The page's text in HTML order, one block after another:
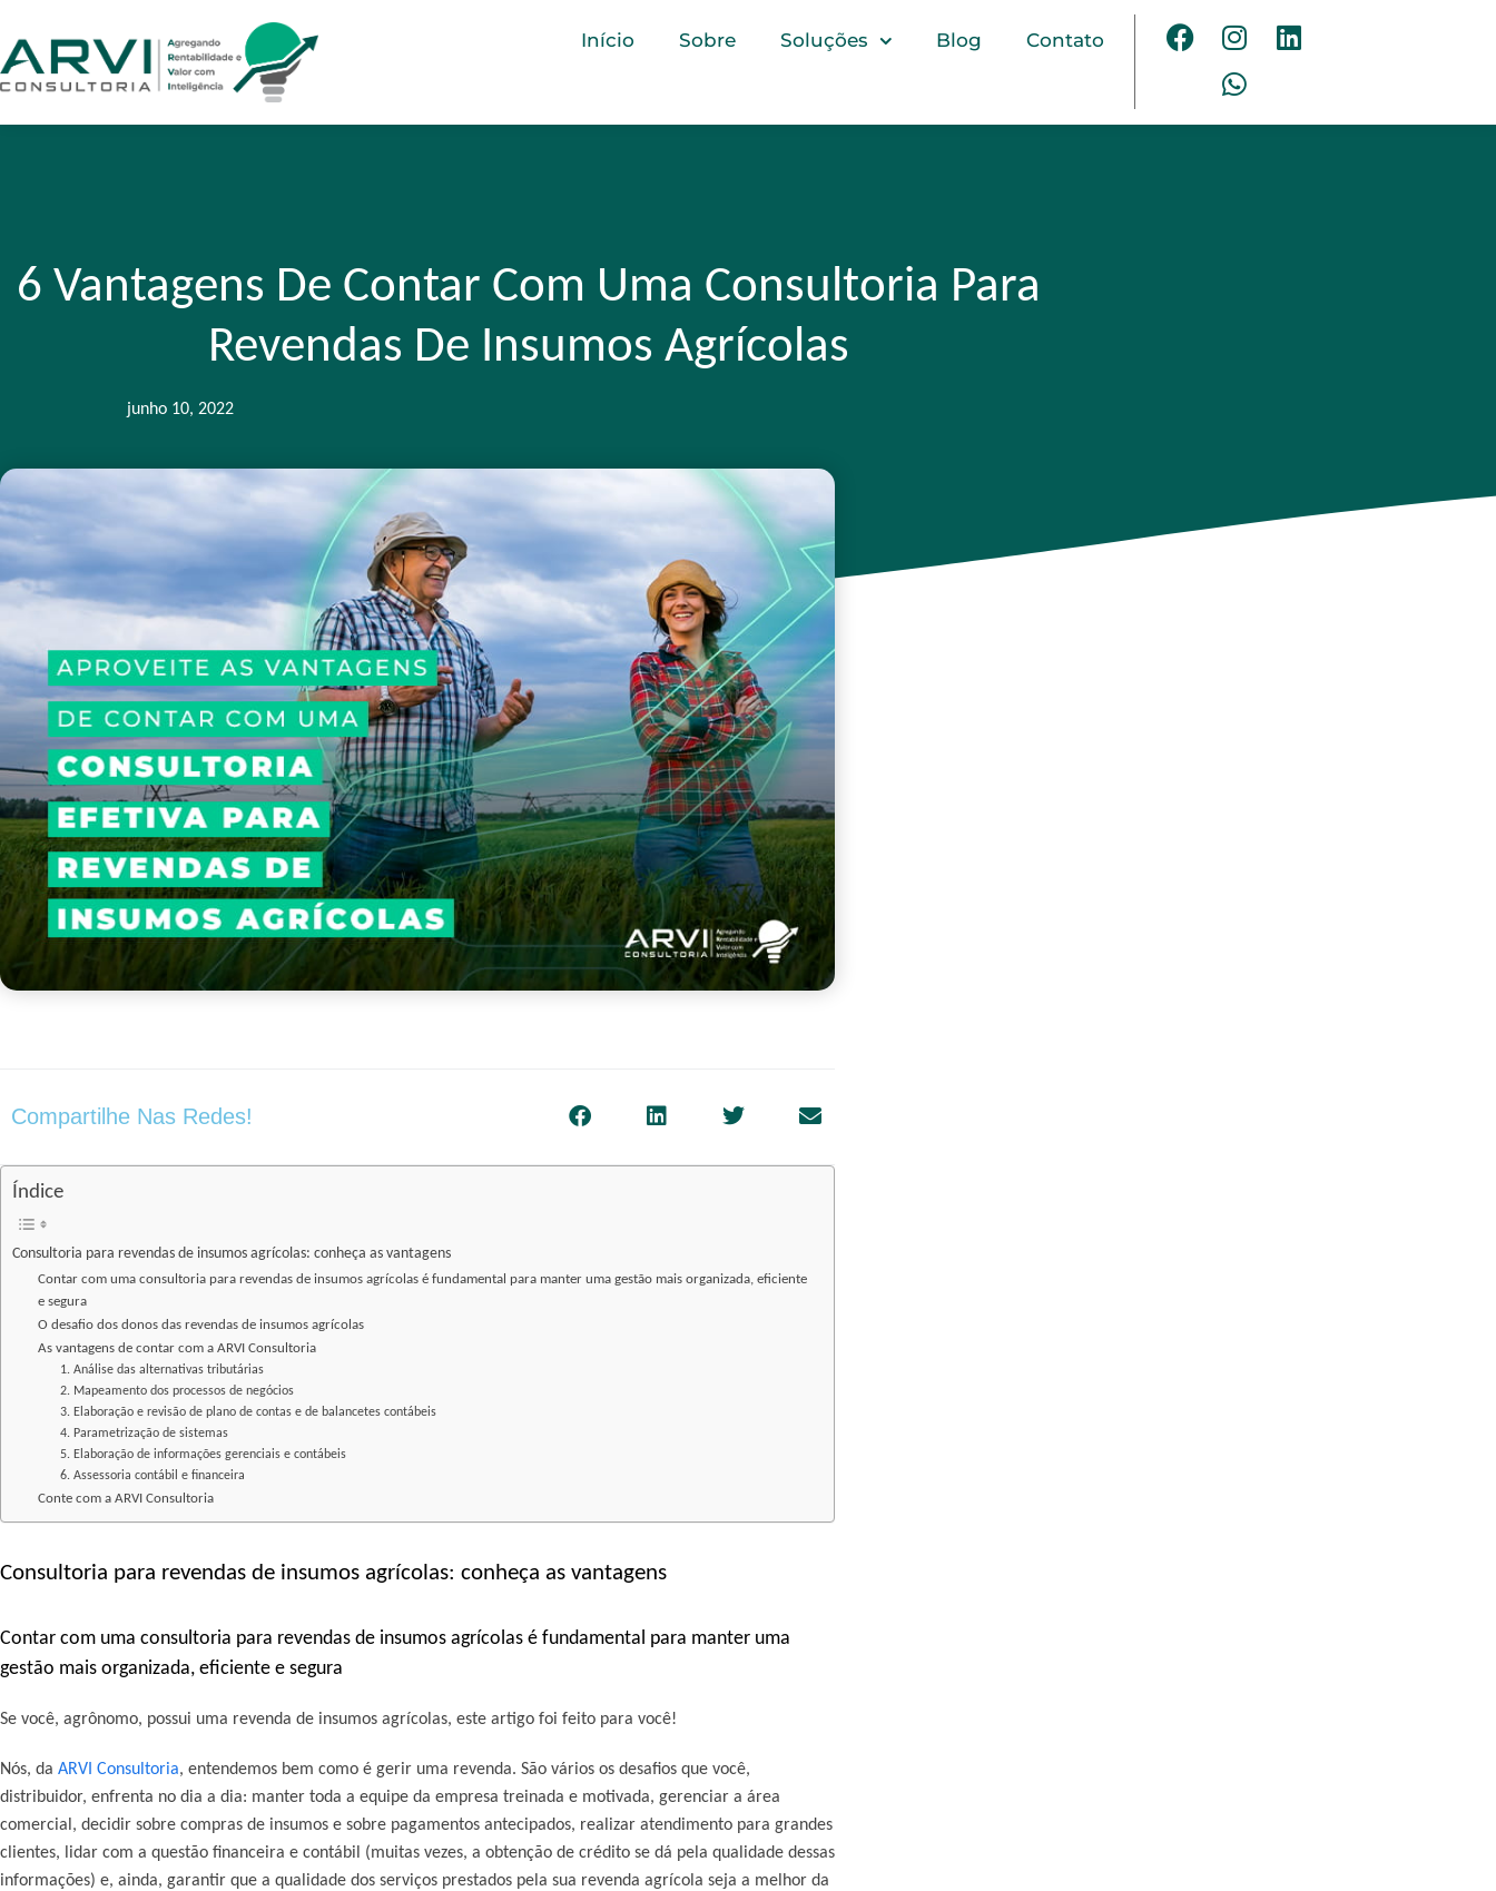
Início Sobre Soluções Blog Contato
6 Vantagens De Contar Com Uma Consultoria Para
Revendas De Insumos Agrícolas
junho 10, 2022
Compartilhe Nas Redes!
Índice
Consultoria para revendas de insumos agrícolas: conheça as vantagens
Contar com uma consultoria para revendas de insumos agrícolas é fundamental para manter uma gestão mais organizada, eficiente
e segura
O desafio dos donos das revendas de insumos agrícolas
As vantagens de contar com a ARVI Consultoria
1. Análise das alternativas tributárias
2. Mapeamento dos processos de negócios
3. Elaboração e revisão de plano de contas e de balancetes contábeis
4. Parametrização de sistemas
5. Elaboração de informações gerenciais e contábeis
6. Assessoria contábil e financeira
Conte com a ARVI Consultoria
Consultoria para revendas de insumos agrícolas: conheça as vantagens
Contar com uma consultoria para revendas de insumos agrícolas é fundamental para manter uma
gestão mais organizada, eficiente e segura
Se você, agrônomo, possui uma revenda de insumos agrícolas, este artigo foi feito para você!
Nós, da ARVI Consultoria, entendemos bem como é gerir uma revenda. São vários os desafios que você,
distribuidor, enfrenta no dia a dia: manter toda a equipe da empresa treinada e motivada, gerenciar a área
comercial, decidir sobre compras de insumos e sobre pagamentos antecipados, realizar atendimento para grandes
clientes, lidar com a questão financeira e contábil (muitas vezes, a obtenção de crédito se dá pela qualidade dessas
informações) e, ainda, garantir que a qualidade dos serviços prestados pela sua revenda agrícola seja a melhor da